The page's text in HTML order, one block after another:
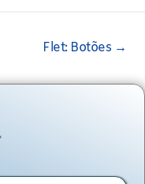
Flet: Botões →